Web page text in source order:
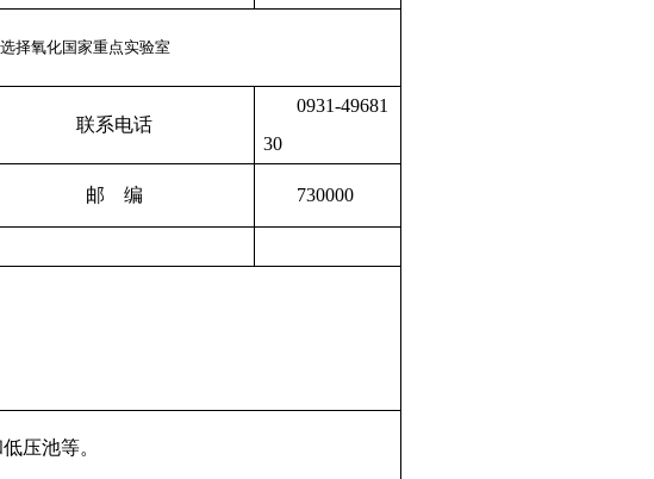
择氧化国家重点实验室
联系电话
0931-49681
30
邮 编 730000
压池等。